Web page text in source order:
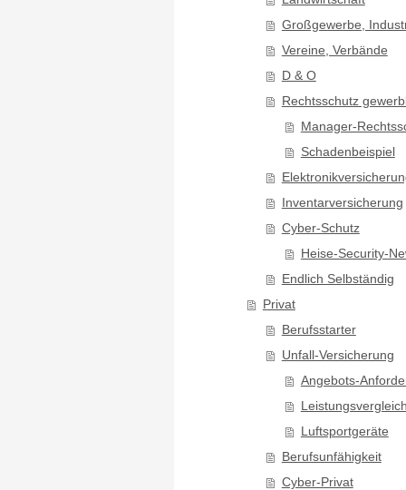
Großgewerbe,
Vereine, Verbände
D & O
Rechtsschutz
Manager-
Schadenbeispiel
Inventarversicherung
Cyber-Schutz
Heise-Security-
Endlich Selbständig
Privat
Berufsstarter
Unfall-Versicherung
Angebots-
Leistungsvergleich
Luftsportgeräte
Berufsunfähigkeit
Cyber-Privat